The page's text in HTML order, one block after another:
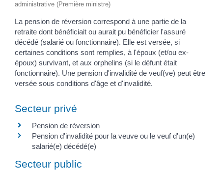
administrative (Première ministre)
La pension de réversion correspond à une partie de la
retraite dont bénéficiait ou aurait pu bénéficier l'assuré
décédé (salarié ou fonctionnaire). Elle est versée, si
certaines conditions sont remplies, à l'époux (et/ou ex-
époux) survivant, et aux orphelins (si le défunt était
fonctionnaire). Une pension d'invalidité de veuf(ve) peut être
versée sous conditions d'âge et d'invalidité.
Secteur privé
Pension de réversion
Pension d'invalidité pour la veuve ou le veuf d'un(e)
salarié(e) décédé(e)
Secteur public